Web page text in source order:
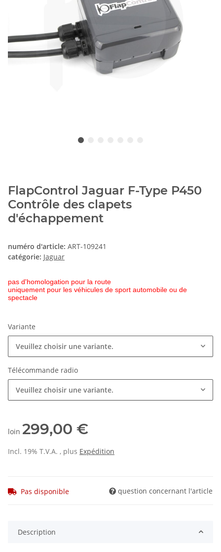
FlapControl Jaguar F-Type P450
Contrôle des clapets
d'échappement
numéro d'article: ART-109241
catégorie: Jaguar
pas d'homologation pour la route
uniquement pour les véhicules de sport automobile ou de
spectacle
Variante
Veuillez choisir une variante.
Télécommande radio
Veuillez choisir une variante.
loin 299,00 €
Incl. 19% T.V.A. , plus Expédition
Pas disponible question concernant l'article
Description